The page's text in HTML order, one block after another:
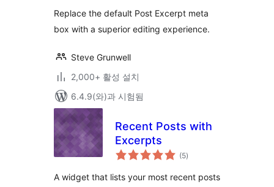
점
Replace the default Post Excerpt meta
box with a superior editing experience.
Steve Grunwell
2,000+ 활성 설치
6.4.9(와)과 시험됨
Recent Posts with
Excerpts
(5전
체
점
)
A widget that lists your most recent posts